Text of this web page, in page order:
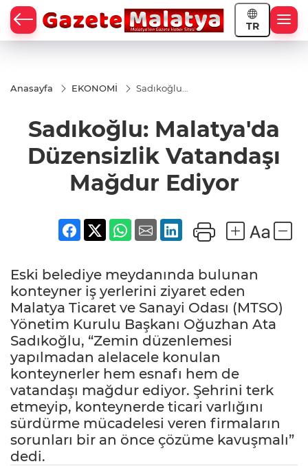
TR
Anasayfa EKONOMİ
Sadıkoğlu:
Vatandaşı
Mağdur
Sadıkoğlu: Malatya'da
Düzensizlik Vatandaşı
Mağdur Ediyor
Eski belediye meydanında bulunan
konteyner iş yerlerini ziyaret eden
Malatya Ticaret ve Sanayi Odası (MTSO)
Yönetim Kurulu Başkanı Oğuzhan Ata
Sadıkoğlu, “Zemin düzenlemesi
yapılmadan alelacele konulan
konteynerler hem esnafı hem de
vatandaşı mağdur ediyor. Şehrini terk
etmeyip, konteynerde ticari varlığını
sürdürme mücadelesi veren firmaların
sorunları bir an önce çözüme kavuşmalı”
dedi.